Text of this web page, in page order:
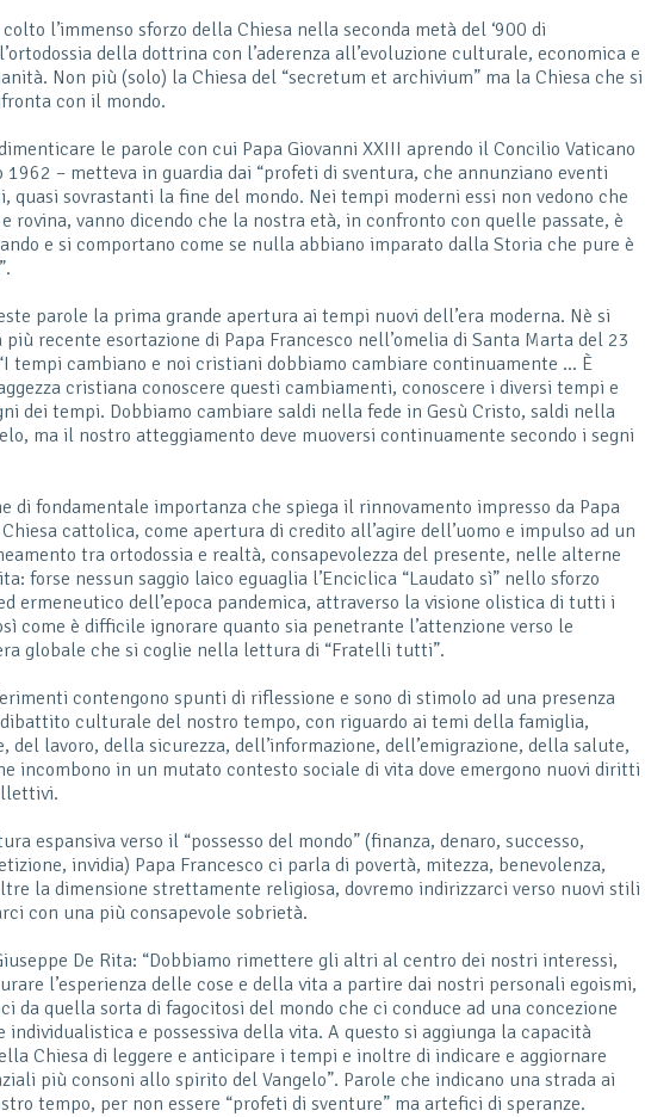
l’immenso sforzo della Chiesa nella seconda metà del ‘900 di
della dottrina con l’aderenza all’evoluzione culturale, economica e
Non più (solo) la Chiesa del “secretum et archivium” ma la Chiesa che si
con il mondo.
le parole con cui Papa Giovanni XXIII aprendo il Concilio Vaticano
– metteva in guardia dai “profeti di sventura, che annunziano eventi
quasi sovrastanti la fine del mondo. Nei tempi moderni essi non vedono che
rovina, vanno dicendo che la nostra età, in confronto con quelle passate, è
e si comportano come se nulla abbiano imparato dalla Storia che pure è
parole la prima grande apertura ai tempi nuovi dell’era moderna. Nè si
recente esortazione di Papa Francesco nell’omelia di Santa Marta del 23
tempi cambiano e noi cristiani dobbiamo cambiare continuamente … È
cristiana conoscere questi cambiamenti, conoscere i diversi tempi e
dei tempi. Dobbiamo cambiare saldi nella fede in Gesù Cristo, saldi nella
ma il nostro atteggiamento deve muoversi continuamente secondo i segni
di fondamentale importanza che spiega il rinnovamento impresso da Papa
cattolica, come apertura di credito all’agire dell’uomo e impulso ad un
tra ortodossia e realtà, consapevolezza del presente, nelle alterne
forse nessun saggio laico eguaglia l’Enciclica “Laudato sì” nello sforzo
ermeneutico dell’epoca pandemica, attraverso la visione olistica di tutti i
come è difficile ignorare quanto sia penetrante l’attenzione verso le
globale che si coglie nella lettura di “Fratelli tutti”.
contengono spunti di riflessione e sono di stimolo ad una presenza
culturale del nostro tempo, con riguardo ai temi della famiglia,
del lavoro, della sicurezza, dell’informazione, dell’emigrazione, della salute,
incombono in un mutato contesto sociale di vita dove emergono nuovi diritti
espansiva verso il “possesso del mondo” (finanza, denaro, successo,
invidia) Papa Francesco ci parla di povertà, mitezza, benevolenza,
la dimensione strettamente religiosa, dovremo indirizzarci verso nuovi stili
con una più consapevole sobrietà.
De Rita: “Dobbiamo rimettere gli altri al centro dei nostri interessi,
l’esperienza delle cose e della vita a partire dai nostri personali egoismi,
da quella sorta di fagocitosi del mondo che ci conduce ad una concezione
individualistica e possessiva della vita. A questo si aggiunga la capacità
Chiesa di leggere e anticipare i tempi e inoltre di indicare e aggiornare
più consoni allo spirito del Vangelo”. Parole che indicano una strada ai
tempo, per non essere “profeti di sventure” ma artefici di speranze.